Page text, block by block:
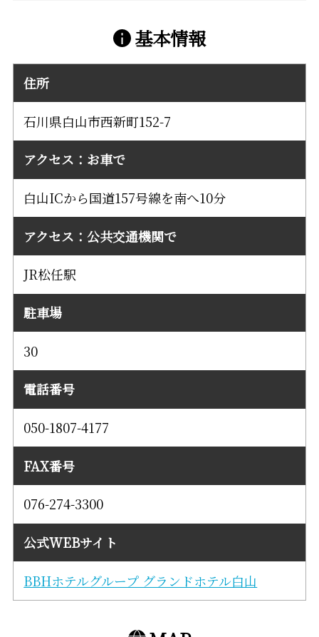
基本情報
住所
石川県白山市西新町152-7
アクセス：お車で
白山ICから国道157号線を南へ10分
アクセス：公共交通機関で
JR松任駅
駐車場
30
電話番号
050-1807-4177
FAX番号
076-274-3300
公式WEBサイト
BBHホテルグループ グランドホテル白山